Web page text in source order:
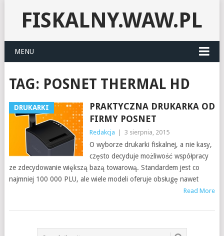
FISKALNY.WAW.PL
MENU
TAG: POSNET THERMAL HD
DRUKARKI
PRAKTYCZNA DRUKARKA OD
FIRMY POSNET
Redakcja 3 sierpnia, 2015
O wyborze drukarki fiskalnej, a nie kasy,
często decyduje możliwość współpracy
ze zdecydowanie większą bazą towarową. Standardem jest co
najmniej 100 000 PLU, ale wiele modeli oferuje obsługę nawet
Read More